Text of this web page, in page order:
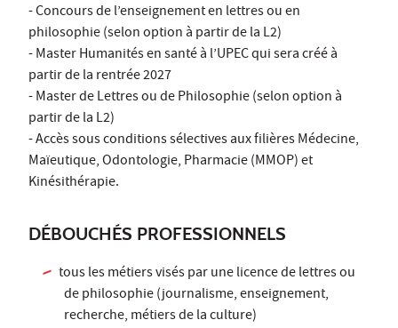
- Concours de l’enseignement en lettres ou en
philosophie (selon option à partir de la L2)
- Master Humanités en santé à l’UPEC qui sera créé à
partir de la rentrée 2027
- Master de Lettres ou de Philosophie (selon option à
partir de la L2)
- Accès sous conditions sélectives aux filières Médecine,
Maïeutique, Odontologie, Pharmacie (MMOP) et
Kinésithérapie.
DÉBOUCHÉS PROFESSIONNELS
tous les métiers visés par une licence de lettres ou
de philosophie (journalisme, enseignement,
recherche, métiers de la culture)